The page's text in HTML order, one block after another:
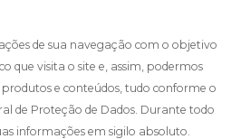
de sua navegação com o objetivo
que visita o site e, assim, podermos
produtos e conteúdos, tudo conforme o
de Proteção de Dados. Durante todo
informações em sigilo absoluto.